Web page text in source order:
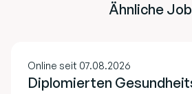
Ähnliche
Online seit 07.08.2026
Diplomierten